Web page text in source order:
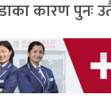
कारण पुनः